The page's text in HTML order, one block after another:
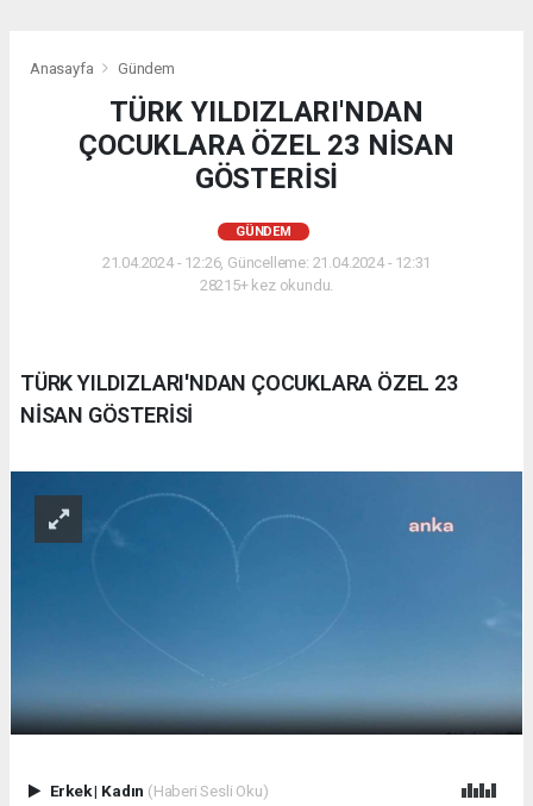
Anasayfa Gündem
TÜRK YILDIZLARI'NDAN
ÇOCUKLARA ÖZEL 23 NİSAN
GÖSTERİSİ
GÜNDEM
21.04.2024 - 12:26, Güncelleme: 21.04.2024 - 12:31
28215+ kez okundu.
TÜRK YILDIZLARI'NDAN ÇOCUKLARA ÖZEL 23
NİSAN GÖSTERİSİ
Erkek| Kadın (Haberi Sesli Oku)